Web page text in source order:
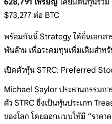
$73,277 ต่อ BTC
พร้อมกันนี้ Strategy ได้ยื่นเอกสา
พันล้าน เพื่อระดมทุนเพิ่มเติมสำห
เปิดตัวหุ้น STRC: Preferred
Michael Saylor ประธานกรรมก
ตัว STRC ซึ่งเป็นหุ้นประเภท
ของโลก โดยออกแบบให้มี “ราคา